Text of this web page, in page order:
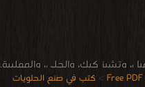
وتشيز كيك، والجلي، والمهلبية.
> كتب في صنع الحلويات